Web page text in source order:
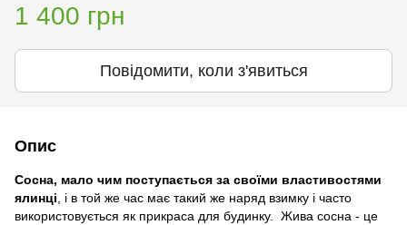
1 400 грн
Повідомити, коли з'явиться
Опис
Сосна, мало чим поступається за своїми властивостями
ялинці , і в той же час має такий же наряд взимку і часто
використовується як прикраса для будинку. Жива сосна - це